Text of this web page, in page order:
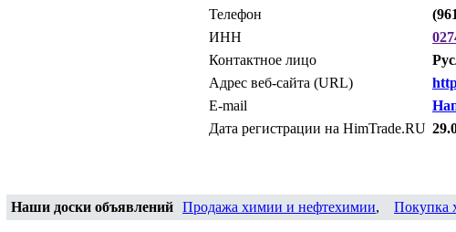
Телефон
ИНН
Контактное лицо
Адрес веб-сайта (URL)
E-mail
Дата регистрации на HimTrade.RU
Наши доски объявлений Продажа химии и нефтехимии, Покупка